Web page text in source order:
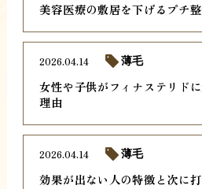
美容医療の敷居を下げるプチ
女性や子供がフィナステリド
理由
2026.04.14 薄毛
効果が出ない人の特徴と次に
2026.04.14 薄毛